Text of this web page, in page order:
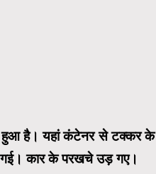
हुआ है। यहां कंटेनर से
गई। कार के परखचे उड़ गए।